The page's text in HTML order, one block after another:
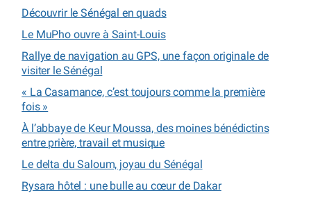
Découvrir le Sénégal en quads
Le MuPho ouvre à Saint-Louis
Rallye de navigation au GPS, une façon originale de
visiter le Sénégal
« La Casamance, c’est toujours comme la première
fois »
À l’abbaye de Keur Moussa, des moines bénédictins
entre prière, travail et musique
Le delta du Saloum, joyau du Sénégal
Rysara hôtel : une bulle au cœur de Dakar